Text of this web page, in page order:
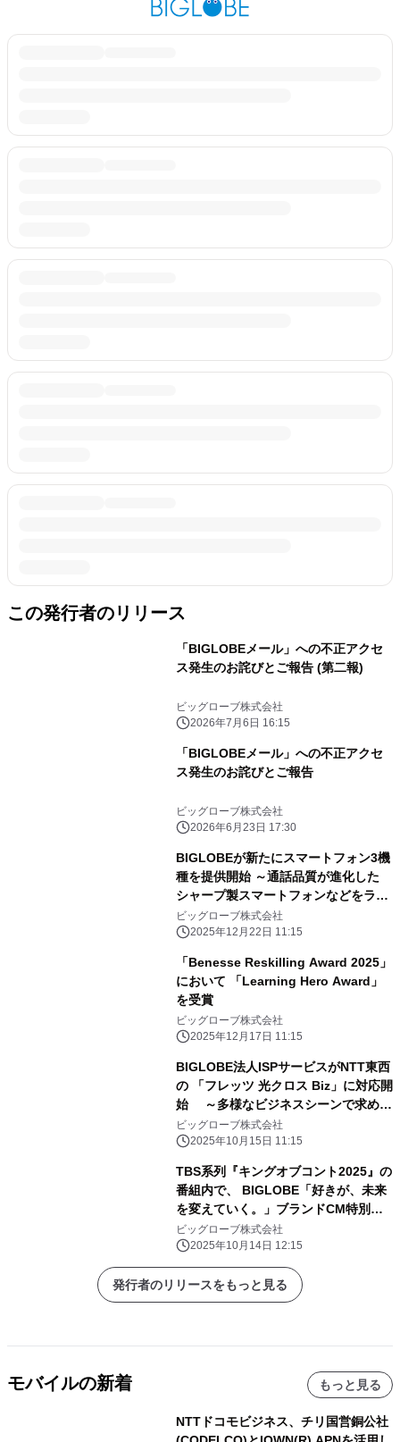
この発行者のリリース
「BIGLOBEメール」への不正アクセ
ス発生のお詫びとご報告 (第二報)
ビッグローブ株式会社
2026年7月6日 16:15
「BIGLOBEメール」への不正アクセ
ス発生のお詫びとご報告
ビッグローブ株式会社
2026年6月23日 17:30
BIGLOBEが新たにスマートフォン3機
種を提供開始 ～通話品質が進化した
シャープ製スマートフォンなどをライ
ンアップに追加～
ビッグローブ株式会社
2025年12月22日 11:15
「Benesse Reskilling Award 2025」
において 「Learning Hero Award」
を受賞
ビッグローブ株式会社
2025年12月17日 11:15
BIGLOBE法人ISPサービスがNTT東西
の 「フレッツ 光クロス Biz」に対応開
始 ～多様なビジネスシーンで求めら
れる高速・高品質な インターネット環
境を法人向けに提供～
ビッグローブ株式会社
2025年10月15日 11:15
TBS系列『キングオブコント2025』の
番組内で、 BIGLOBE「好きが、未来
を変えていく。」ブランドCM特別篇
放映 ～バイきんぐが「好き」を貫くこ
との大切さを、 過去と現在の対比を交
えて表現～
ビッグローブ株式会社
2025年10月14日 12:15
発行者のリリースをもっと見る
モバイルの新着 もっと見る
NTTドコモビジネス、チリ国営銅公社